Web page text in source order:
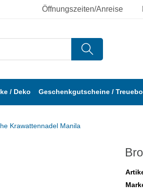
Öffnungszeiten/Anreise
/ Deko Geschenkgutscheine /
Krawattennadel Manila